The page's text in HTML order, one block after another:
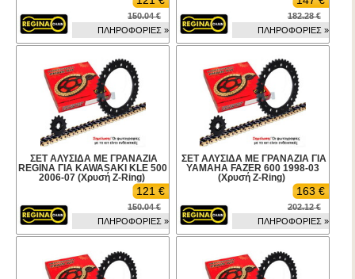
150.04 €
ΠΛΗΡΟΦΟΡΙΕΣ »
182.28 €
ΠΛΗΡΟΦΟΡΙΕΣ »
ΣΕΤ ΑΛΥΣΙΔΑ ΜΕ ΓΡΑΝΑΖΙΑ
REGINA ΓΙΑ KAWASAKI KLE 500
2006-07 (Χρυσή Z-Ring)
121 €
150.04 €
ΠΛΗΡΟΦΟΡΙΕΣ »
ΣΕΤ ΑΛΥΣΙΔΑ ΜΕ ΓΡΑΝΑΖΙΑ ΓΙΑ
YAMAHA FAZER 600 1998-03
(Χρυσή Z-Ring)
163 €
202.12 €
ΠΛΗΡΟΦΟΡΙΕΣ »